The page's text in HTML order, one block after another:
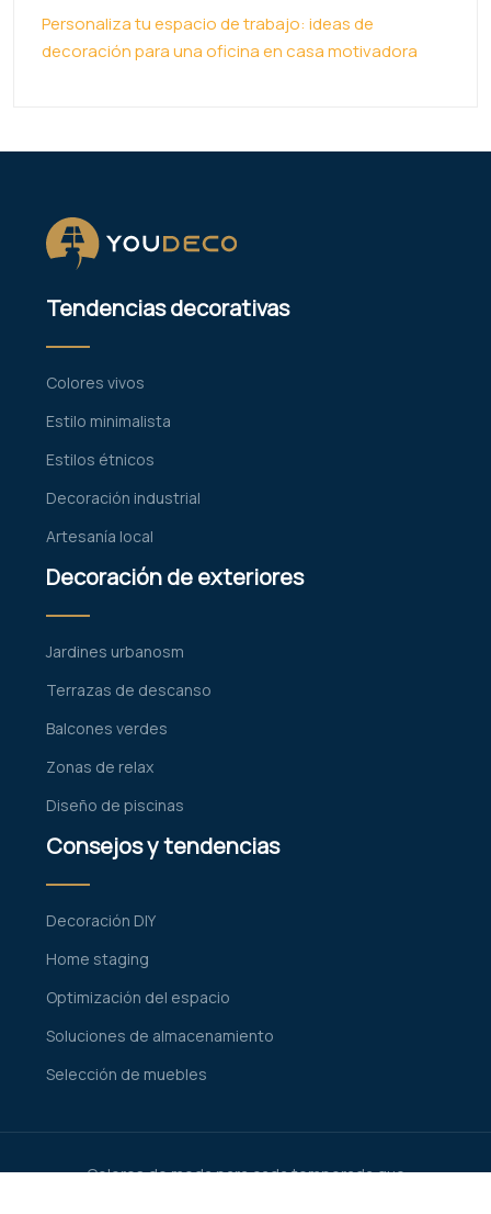
Personaliza tu espacio de trabajo: ideas de
decoración para una oficina en casa motivadora
Tendencias decorativas
Colores vivos
Estilo minimalista
Estilos étnicos
Decoración industrial
Artesanía local
Decoración de exteriores
Jardines urbanosm
Terrazas de descanso
Balcones verdes
Zonas de relax
Diseño de piscinas
Consejos y tendencias
Decoración DIY
Home staging
Optimización del espacio
Soluciones de almacenamiento
Selección de muebles
Colores de moda para cada temporada que